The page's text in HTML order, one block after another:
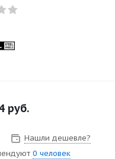
руб.
Нашли дешевле?
0 человек